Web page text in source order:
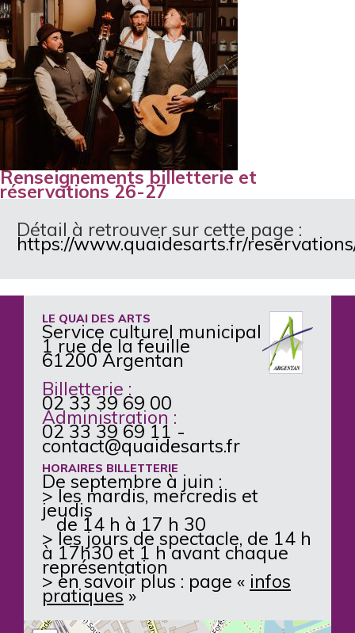
Renseignements billetterie et
réservations 26-27
Détail à retrouver sur cette page :
https://www.quaidesarts.fr/
LE QUAI DES ARTS
Service culturel municipal
1 rue de la feuille
61200 Argentan
Billetterie :
02 33 39 69 00
Administration :
02 33 39 69 11-
contact@quaidesarts.fr
HORAIRES BILLETTERIE
De septembre à juin :
> les mardis, mercredis et
jeudis
de 14 h à 17 h 30
> les jours de spectacle, de 14 h
à 17h30 et 1 h avant chaque
représentation
> en savoir plus : page « infos
pratiques»